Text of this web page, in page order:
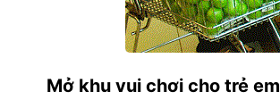
Mở khu vui chơi cho trẻ em